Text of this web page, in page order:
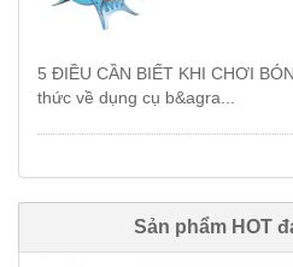
5 ĐIỀU CẦN BIẾT KHI CHƠI
thức về dụng cụ b&agra...
Sản phẩm HOT